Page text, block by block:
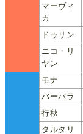
マーヴィ
カ
ドゥリン
ニコ・リ
ヤン
モナ
バーバラ
行秋
タルタリ